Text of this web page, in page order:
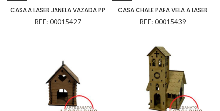
CASA A LASER JANELA VAZADA PP
REF: 00015427
CASA CHALE PARA VELA A LASER
REF: 00015439